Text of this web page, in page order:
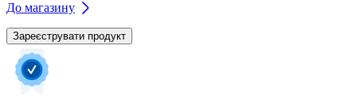
До магазину
Зареєструвати продукт